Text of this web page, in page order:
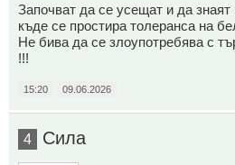
Започват да се усещат и да
къде се простира толеранса на
Не бива да се злоупотребява с
!!!
15:20 09.06.2026
4 Сила